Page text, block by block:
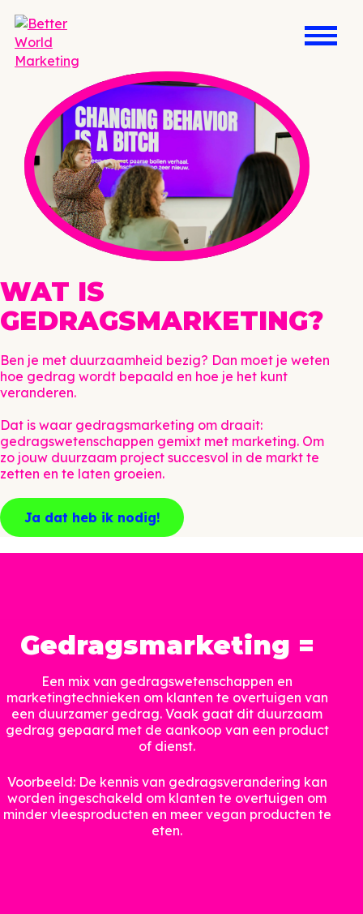
WAT IS
GEDRAGSMARKETING?
Ben je met duurzaamheid bezig? Dan moet je weten
hoe gedrag wordt bepaald en hoe je het kunt
veranderen.
Dat is waar gedragsmarketing om draait:
gedragswetenschappen gemixt met marketing. Om
zo jouw duurzaam project succesvol in de markt te
zetten en te laten groeien.
Ja dat heb ik nodig!
Gedragsmarketing =
Een mix van gedragswetenschappen en
marketingtechnieken om klanten te overtuigen van
een duurzamer gedrag. Vaak gaat dit duurzaam
gedrag gepaard met de aankoop van een product
of dienst.
Voorbeeld: De kennis van gedragsverandering kan
worden ingeschakeld om klanten te overtuigen om
minder vleesproducten en meer vegan producten te
eten.